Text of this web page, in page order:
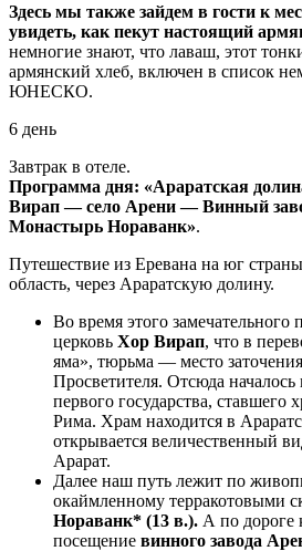
Здесь мы также зайдем в гости к
увидеть, как пекут настоящий
немногие знают, что лаваш, этот
армянский хлеб, включен в список
ЮНЕСКО.
6 день
Завтрак в отеле.
Программа дня: «Араратская
Вирап — село Арени — Винный
Монастырь Нораванк».
Путешествие из Еревана на юг
область, через Араратскую долину.
Во время этого
церковь Хор Вирап, что в
яма», тюрьма — место
Просветителя. Отсюда
первого государства, ставшего
Рима. Храм находится в
открывается величественный
Арарат.
Далее наш путь лежит по
окаймленному терракотовыми
Нораванк* (13 в.). А по дороге
посещение винного завода